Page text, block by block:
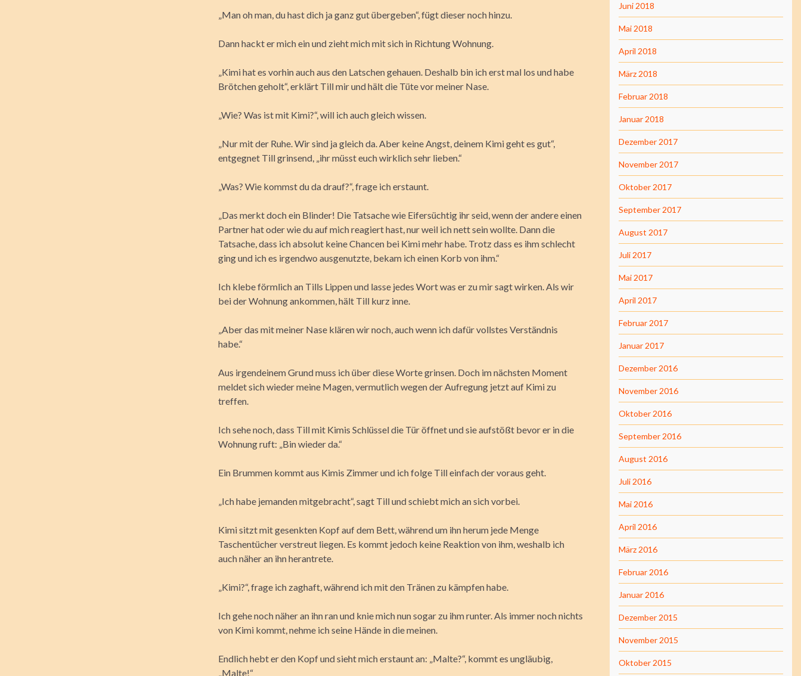
„Man oh man, du hast dich ja ganz gut übergeben“, fügt dieser noch hinzu.
Dann hackt er mich ein und zieht mich mit sich in Richtung Wohnung.
„Kimi hat es vorhin auch aus den Latschen gehauen. Deshalb bin ich erst mal los und habe
Brötchen geholt“, erklärt Till mir und hält die Tüte vor meiner Nase.
„Wie? Was ist mit Kimi?“, will ich auch gleich wissen.
„Nur mit der Ruhe. Wir sind ja gleich da. Aber keine Angst, deinem Kimi geht es gut“,
entgegnet Till grinsend, „ihr müsst euch wirklich sehr lieben.“
„Was? Wie kommst du da drauf?“, frage ich erstaunt.
„Das merkt doch ein Blinder! Die Tatsache wie Eifersüchtig ihr seid, wenn der andere einen
Partner hat oder wie du auf mich reagiert hast, nur weil ich nett sein wollte. Dann die
Tatsache, dass ich absolut keine Chancen bei Kimi mehr habe. Trotz dass es ihm schlecht
ging und ich es irgendwo ausgenutzte, bekam ich einen Korb von ihm.“
Ich klebe förmlich an Tills Lippen und lasse jedes Wort was er zu mir sagt wirken. Als wir
bei der Wohnung ankommen, hält Till kurz inne.
„Aber das mit meiner Nase klären wir noch, auch wenn ich dafür vollstes Verständnis
habe.“
Aus irgendeinem Grund muss ich über diese Worte grinsen. Doch im nächsten Moment
meldet sich wieder meine Magen, vermutlich wegen der Aufregung jetzt auf Kimi zu
treffen.
Ich sehe noch, dass Till mit Kimis Schlüssel die Tür öffnet und sie aufstößt bevor er in die
Wohnung ruft: „Bin wieder da.“
Ein Brummen kommt aus Kimis Zimmer und ich folge Till einfach der voraus geht.
„Ich habe jemanden mitgebracht“, sagt Till und schiebt mich an sich vorbei.
Kimi sitzt mit gesenkten Kopf auf dem Bett, während um ihn herum jede Menge
Taschentücher verstreut liegen. Es kommt jedoch keine Reaktion von ihm, weshalb ich
auch näher an ihn herantrete.
„Kimi?“, frage ich zaghaft, während ich mit den Tränen zu kämpfen habe.
Ich gehe noch näher an ihn ran und knie mich nun sogar zu ihm runter. Als immer noch nichts
von Kimi kommt, nehme ich seine Hände in die meinen.
Endlich hebt er den Kopf und sieht mich erstaunt an: „Malte?“, kommt es ungläubig,
„Malte!“
Juni 2018
Mai 2018
April 2018
März 2018
Februar 2018
Januar 2018
Dezember 2017
November 2017
Oktober 2017
September 2017
August 2017
Juli 2017
Mai 2017
April 2017
Februar 2017
Januar 2017
Dezember 2016
November 2016
Oktober 2016
September 2016
August 2016
Juli 2016
Mai 2016
April 2016
März 2016
Februar 2016
Januar 2016
Dezember 2015
November 2015
Oktober 2015